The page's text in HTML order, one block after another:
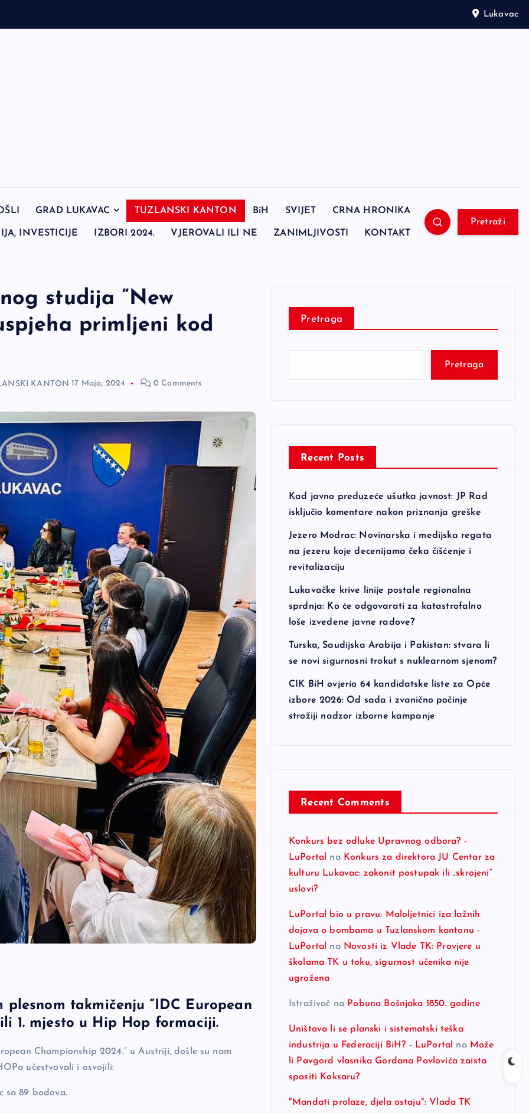
Lukavac
GRAD LUKAVAC TUZLANSKI KANTON BiH SVIJET CRNA HRONIKA
INVESTICIJE IZBORI 2024. VJEROVALI ILI NE ZANIMLJIVOSTI KONTAKT
Pretraži
studija “New
primljeni kod
KANTON 17 Maja, 2024 0 Comments
takmičenju “IDC European
1. mjesto u Hip Hop formaciji.
Championship 2024.” u Austriji, došle su nam
učestvovali i osvojili:
sa 89 bodova.
Pretraga
Pretraga
Recent Posts
Kad javno preduzeće ušutka javnost: JP Rad
isključio komentare nakon priznanja greške
Jezero Modrac: Novinarska i medijska regata
na jezeru koje decenijama čeka čišćenje i
revitalizaciju
Lukavačke krive linije postale regionalna
sprdnja: Ko će odgovarati za katastrofalno
loše izvedene javne radove?
Turska, Saudijska Arabija i Pakistan: stvara li
se novi sigurnosni trokut s nuklearnom sjenom?
CIK BiH ovjerio 64 kandidatske liste za Opće
izbore 2026: Od sada i zvanično počinje
strožiji nadzor izborne kampanje
Recent Comments
Konkurs bez odluke Upravnog odbora? -
LuPortal
na Konkurs za direktora JU Centar za
kulturu Lukavac: zakonit postupak ili „skrojeni“
uslovi?
LuPortal bio u pravu: Maloljetnici iza lažnih
dojava o bombama u Tuzlanskom kantonu -
LuPortal
na Novosti iz Vlade TK: Provjere u
školama TK u toku, sigurnost učenika nije
ugrožena
Istraživač na Pobuna Bošnjaka 1850. godine
Uništava li se planski i sistematski teška
industrija u Federaciji BiH? - LuPortal
na Može
li Pavgord vlasnika Gordana Pavlovića zaista
spasiti Koksaru?
"Mandati prolaze, djela ostaju": Vlada TK